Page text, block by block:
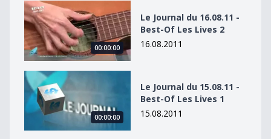
Le Journal du 16.08.11 - Best-Of Les Lives 2
00:00:00
Le Journal du 16.08.11 -
Best-Of Les Lives 2
16.08.2011
Le Journal du 15.08.11 - Best-Of Les Lives 1
00:00:00
Le Journal du 15.08.11 -
Best-Of Les Lives 1
15.08.2011